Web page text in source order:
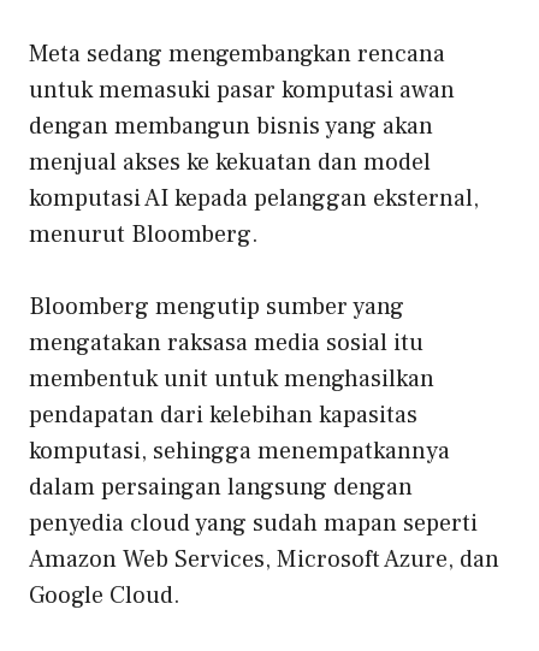
Meta sedang mengembangkan rencana
untuk memasuki pasar komputasi awan
dengan membangun bisnis yang akan
menjual akses ke kekuatan dan model
komputasi AI kepada pelanggan eksternal,
menurut Bloomberg.
Bloomberg mengutip sumber yang
mengatakan raksasa media sosial itu
membentuk unit untuk menghasilkan
pendapatan dari kelebihan kapasitas
komputasi, sehingga menempatkannya
dalam persaingan langsung dengan
penyedia cloud yang sudah mapan seperti
Amazon Web Services, Microsoft Azure, dan
Google Cloud.